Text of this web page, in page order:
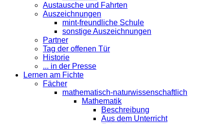
Austausche und Fahrten
Auszeichnungen
mint-freundliche Schule
sonstige Auszeichnungen
Partner
Tag der offenen Tür
Historie
... in der Presse
Lernen am Fichte
Fächer
mathematisch-naturwissenschaftlich
Mathematik
Beschreibung
Aus dem Unterricht